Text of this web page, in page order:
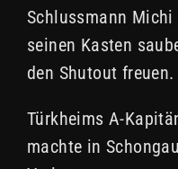
Schlussmann
seinen Kasten
den Shutout freuen.
Türkheims A-
machte in